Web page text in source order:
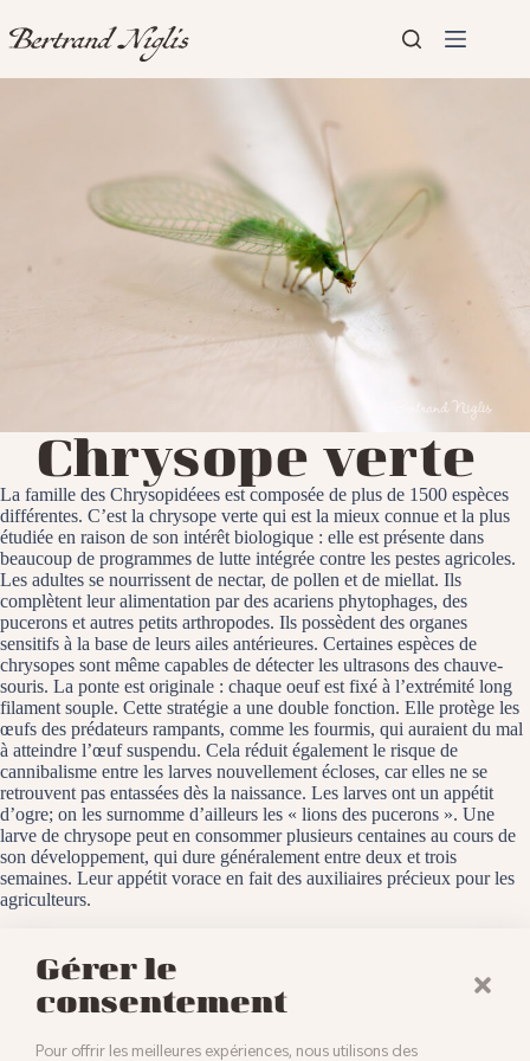
Gérer le
consentement
Pour offrir les meilleures expériences, nous utilisons des
au
contenu
Articles
Chrysope verte
La famille des Chrysopidéees est composée de plus de 1500 espèces
différentes. C’est la chrysope verte qui est la mieux connue et la plus
étudiée en raison de son intérêt biologique : elle est présente dans
beaucoup de programmes de lutte intégrée contre les pestes agricoles.
Les adultes se nourrissent de nectar, de pollen et de miellat. Ils
complètent leur alimentation par des acariens phytophages, des
pucerons et autres petits arthropodes. Ils possèdent des organes
sensitifs à la base de leurs ailes antérieures. Certaines espèces de
chrysopes sont même capables de détecter les ultrasons des chauve-
souris. La ponte est originale : chaque oeuf est fixé à l’extrémité long
filament souple. Cette stratégie a une double fonction. Elle protège les
œufs des prédateurs rampants, comme les fourmis, qui auraient du mal
à atteindre l’œuf suspendu. Cela réduit également le risque de
cannibalisme entre les larves nouvellement écloses, car elles ne se
retrouvent pas entassées dès la naissance. Les larves ont un appétit
d’ogre; on les surnomme d’ailleurs les « lions des pucerons ». Une
larve de chrysope peut en consommer plusieurs centaines au cours de
son développement, qui dure généralement entre deux et trois
semaines. Leur appétit vorace en fait des auxiliaires précieux pour les
agriculteurs.